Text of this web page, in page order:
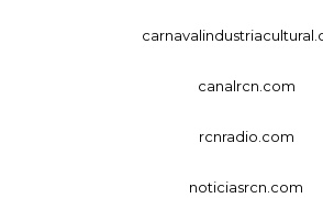
canalrcn.com
rcnradio.com
noticiasrcn.com